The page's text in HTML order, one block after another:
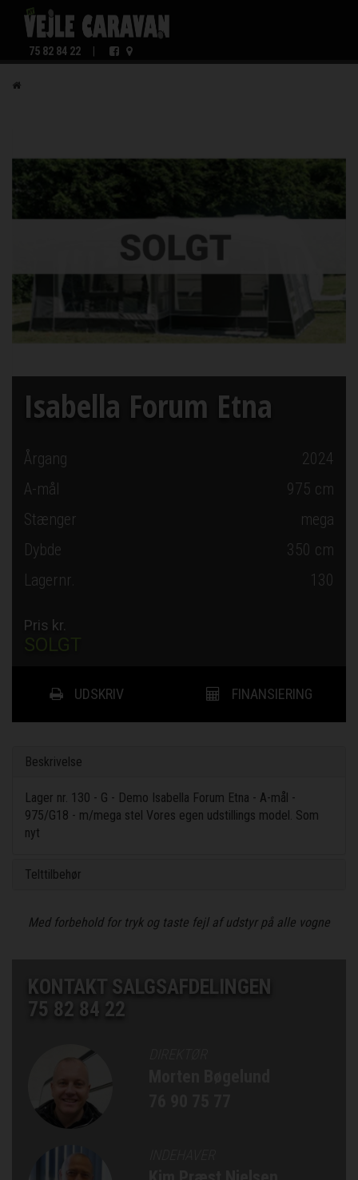
75 82 84 22
Isabella Forum Etna
Årgang
2024
A-mål
975 cm
Stænger
mega
Dybde
350 cm
Lagernr.
130
Pris kr.
SOLGT
UDSKRIV FINANSIERING
Beskrivelse
Lager nr. 130 - G - Demo Isabella Forum Etna - A-mål -
975/G18 - m/mega stel Vores egen udstillings model. Som
nyt
Telttilbehør
Med forbehold for tryk og taste fejl af udstyr på alle vogne
KONTAKT SALGSAFDELINGEN
75 82 84 22